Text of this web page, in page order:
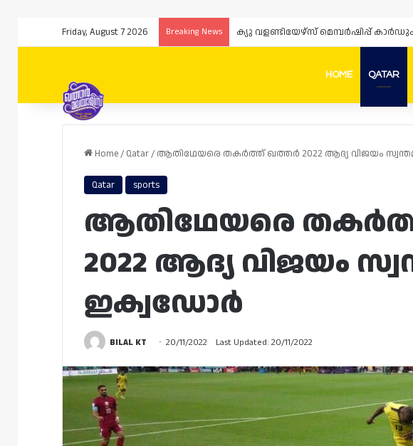
Friday, August 7 2026 Breaking News ക്യു വളണ്ടിയേഴ്‌സ് മെമ്പർഷിപ്പ്
HOME QATAR
Home/ Qatar/ ആതിഥേയരെ തകർത്ത് ഖത്തർ 2022 ആദ്യ വിജയം
Qatar sports
ആതിഥേയരെ
2022 ആദ്യ വിജയം
ഇക്വഡോർ
BILAL KT 20/11/2022 Last Updated: 20/11/2022